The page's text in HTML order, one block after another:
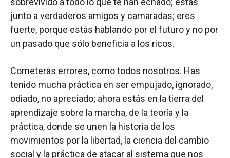
junto a verdaderos amigos y camaradas; eres
fuerte, porque estás hablando por el futuro y no por
un pasado que sólo beneficia a los ricos.
Cometerás errores, como todos nosotros. Has
tenido mucha práctica en ser empujado, ignorado,
odiado, no apreciado; ahora estás en la tierra del
aprendizaje sobre la marcha, de la teoría y la
práctica, donde se unen la historia de los
movimientos por la libertad, la ciencia del cambio
social y la práctica de atacar al sistema que nos